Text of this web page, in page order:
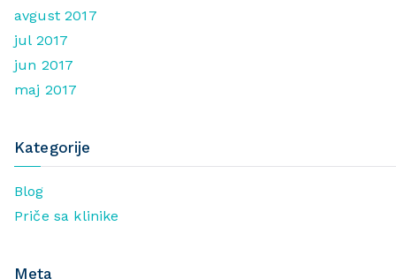
avgust 2017
jul 2017
jun 2017
maj 2017
Kategorije
Blog
Priče sa klinike
Meta